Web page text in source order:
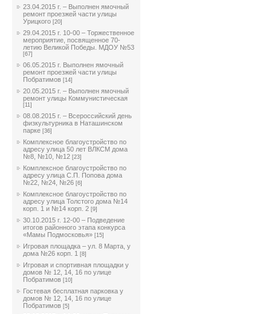
23.04.2015 г. – Выполнен ямочный
ремонт проезжей части улицы
Урицкого [20]
29.04.2015 г. 10-00 – Торжественное
мероприятие, посвященное 70-
летию Великой Победы. МДОУ №53
[67]
06.05.2015 г. Выполнен ямочный
ремонт проезжей части улицы
Побратимов [14]
20.05.2015 г. – Выполнен ямочный
ремонт улицы Коммунистическая
[11]
08.08.2015 г. – Всероссийский день
физкультурника в Наташинском
парке [36]
Комплексное благоустройство по
адресу улица 50 лет ВЛКСМ дома
№8, №10, №12 [23]
Комплексное благоустройство по
адресу улица С.П. Попова дома
№22, №24, №26 [6]
Комплексное благоустройство по
адресу улица Толстого дома №14
корп. 1 и №14 корп. 2 [9]
30.10.2015 г. 12-00 – Подведение
итогов районного этапа конкурса
«Мамы Подмосковья» [15]
Игровая площадка – ул. 8 Марта, у
дома №26 корп. 1 [8]
Игровая и спортивная площадки у
домов № 12, 14, 16 по улице
Побратимов [10]
Гостевая бесплатная парковка у
домов № 12, 14, 16 по улице
Побратимов [5]